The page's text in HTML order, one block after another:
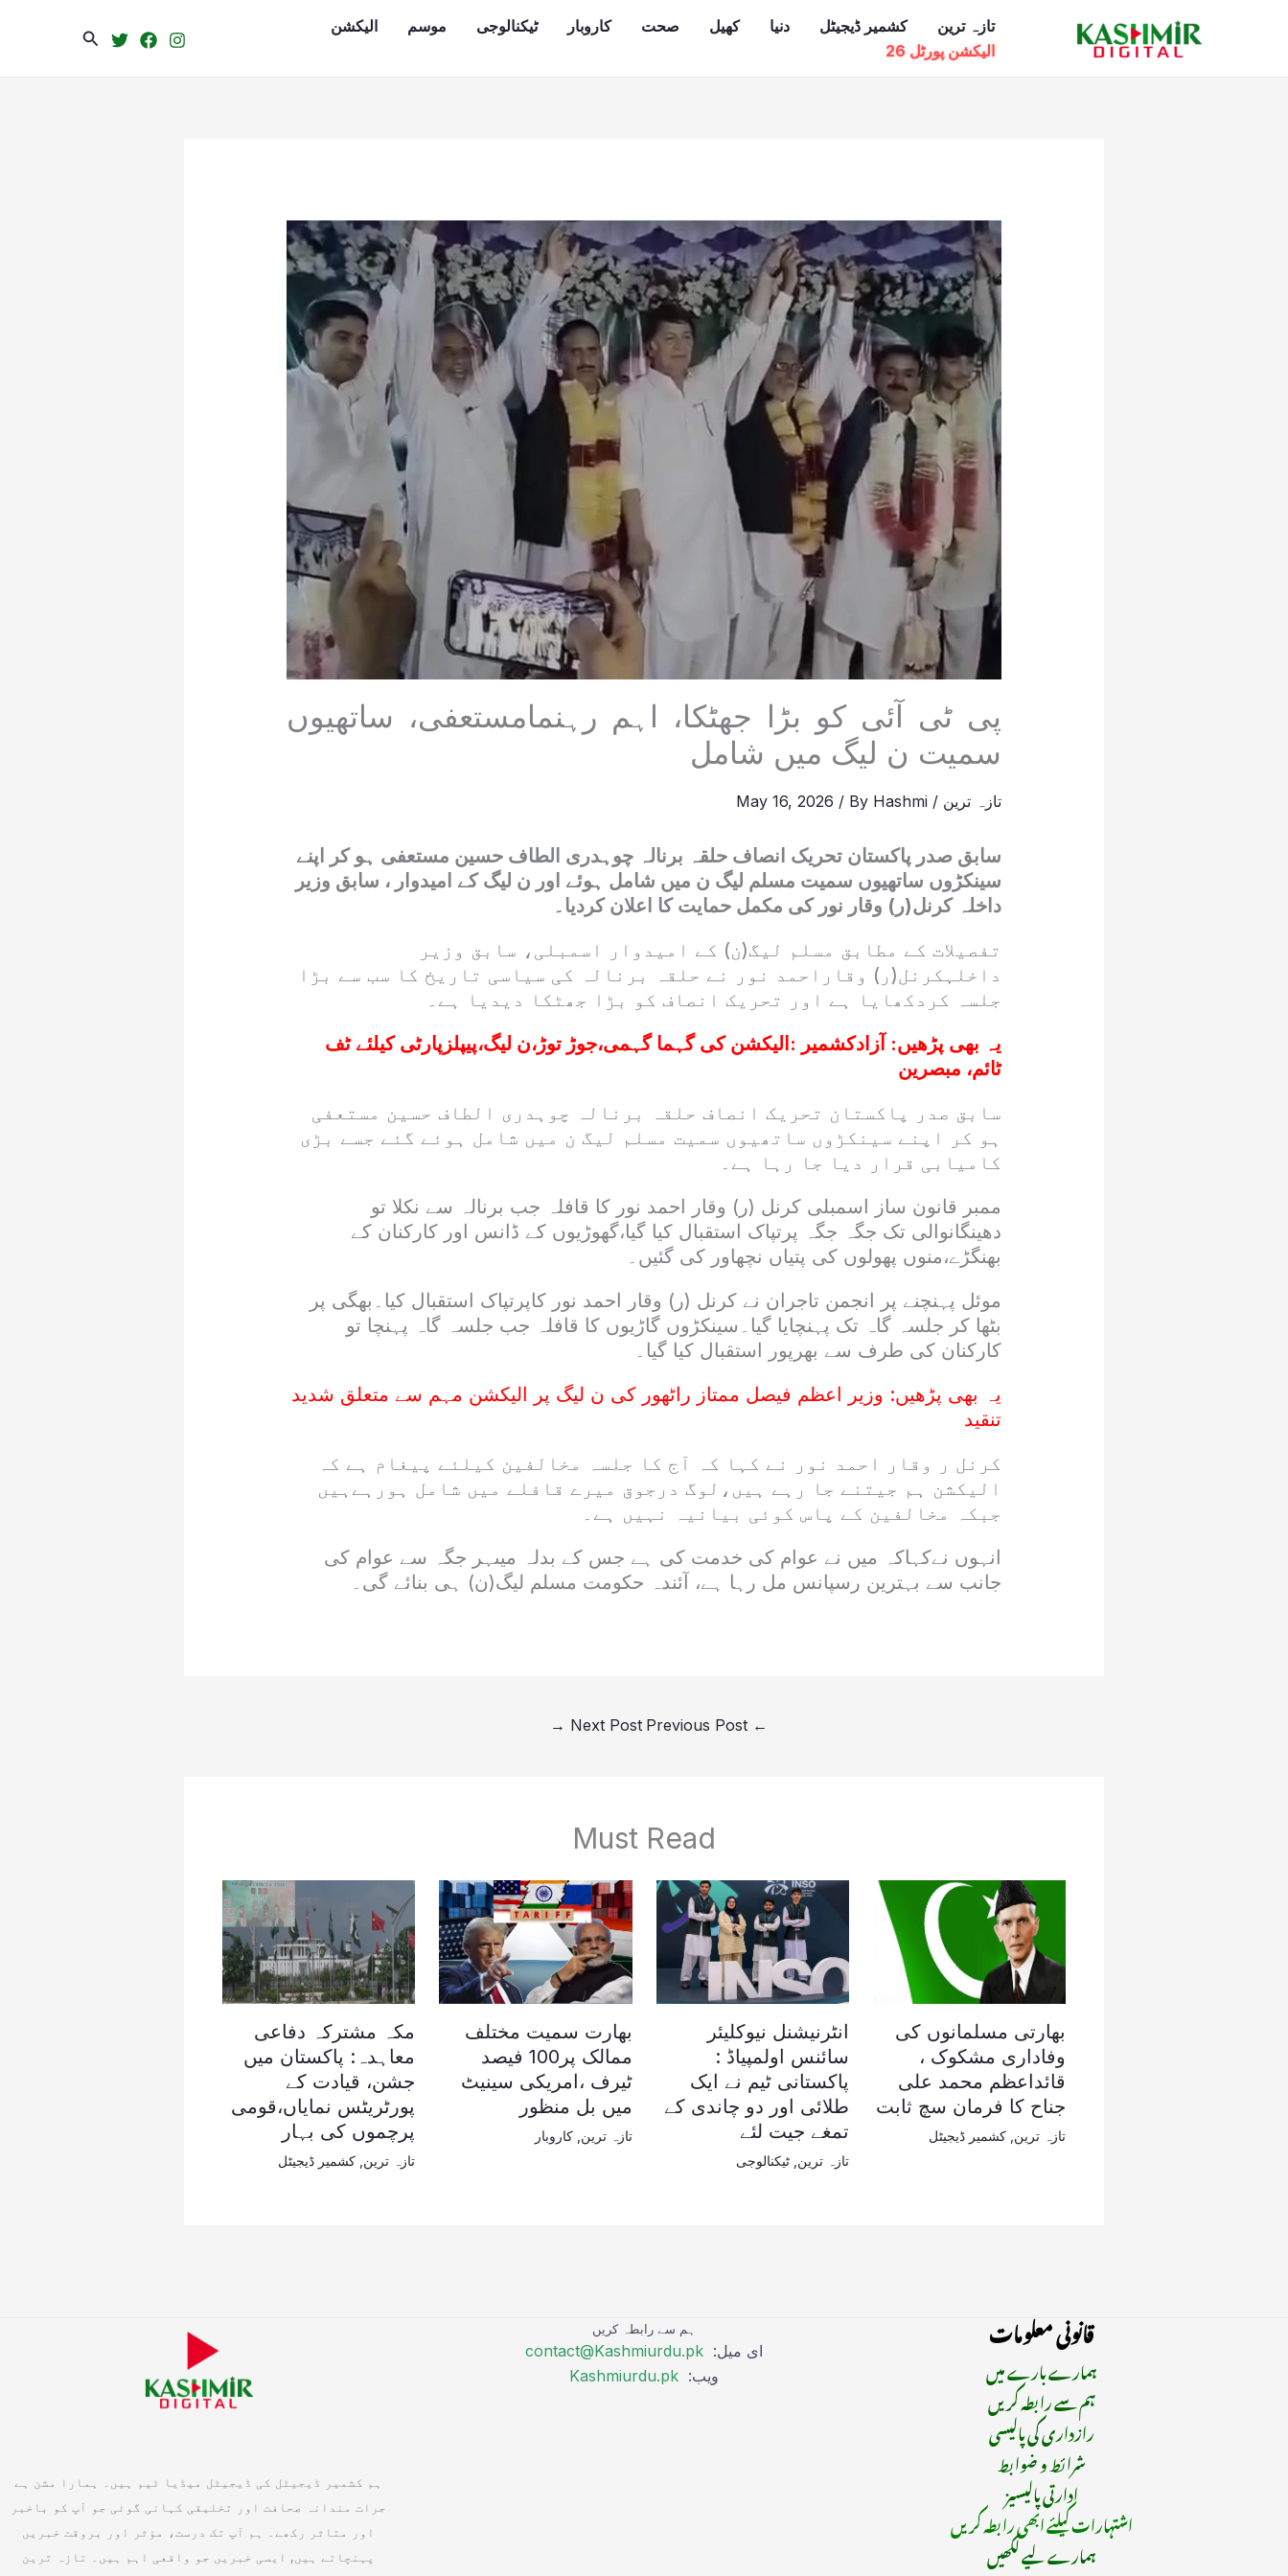
تازہ ترین کشمیر ڈیجیٹل دنیا کھیل صحت کاروبار ٹیکنالوجی موسم
الیکشن
الیکشن پورٹل 26
Search
پی ٹی آئی کو بڑا جھٹکا، اہم رہنمامستعفی، ساتھیوں
سمیت ن لیگ میں شامل
تازہ ترین /
May 16, 2026 / By Hashmi
سابق صدر پاکستان تحریک انصاف حلقہ برنالہ چوہدری الطاف حسین مستعفی ہو کر اپنے
سینکڑوں ساتھیوں سمیت مسلم لیگ ن میں شامل ہوئے اور ن لیگ کے امیدوار ، سابق وزیر
داخلہ کرنل(ر) وقار نور کی مکمل حمایت کا اعلان کردیا۔
تفصیلات کے مطابق مسلم لیگ(ن) کے امیدوار اسمبلی، سابق وزیر
داخلہکرنل(ر) وقاراحمد نور نے حلقہ برنالہ کی سیاسی تاریخ کا سب سے بڑا
جلسہ کردکھایا ہے اور تحریک انصاف کو بڑا جھٹکا دیدیا ہے۔
یہ بھی پڑھیں: آزادکشمیر :الیکشن کی گہما گہمی،جوڑ توڑ،ن لیگ،پیپلزپارٹی کیلئے ٹف
ٹائم، مبصرین
سابق صدر پاکستان تحریک انصاف حلقہ برنالہ چوہدری الطاف حسین مستعفی
ہو کر اپنے سینکڑوں ساتھیوں سمیت مسلم لیگ ن میں شامل ہوئے گئے جسے بڑی
کامیابی قرار دیا جا رہا ہے۔
ممبر قانون ساز اسمبلی کرنل (ر) وقار احمد نور کا قافلہ جب برنالہ سے نکلا تو
دھینگانوالی تک جگہ جگہ پرتپاک استقبال کیا گیا،گھوڑیوں کے ڈانس اور کارکنان کے
بھنگڑے،منوں پھولوں کی پتیاں نچھاور کی گئیں۔
موئل پہنچنے پر انجمن تاجران نے کرنل (ر) وقار احمد نور کاپرتپاک استقبال کیا۔بھگی پر
بٹھا کر جلسہ گاہ تک پہنچایا گیا۔سینکڑوں گاڑیوں کا قافلہ جب جلسہ گاہ پہنچا تو
کارکنان کی طرف سے بھرپور استقبال کیا گیا۔
یہ بھی پڑھیں: وزیر اعظم فیصل ممتاز راٹھور کی ن لیگ پر الیکشن مہم سے متعلق شدید
تنقید
کرنل ر وقار احمد نور نے کہا کہ آج کا جلسہ مخالفین کیلئے پیغام ہے کہ
الیکشن ہم جیتنے جا رہے ہیں،لوگ درجوق میرے قافلے میں شامل ہورہےہیں
جبکہ مخالفین کے پاس کوئی بیانیہ نہیں ہے۔
انہوں نےکہاکہ میں نے عوام کی خدمت کی ہے جس کے بدلہ میںہر جگہ سے عوام کی
جانب سے بہترین رسپانس مل رہا ہے، آئندہ حکومت مسلم لیگ(ن) ہی بنائے گی۔
←
Next Post
→
Must Read
بھارتی مسلمانوں کی
وفاداری مشکوک ،
قائداعظم محمد علی
جناح کا فرمان سچ ثابت
تازہ ترین کشمیر ڈیجیٹل
انٹرنیشنل نیوکلیئر
سائنس اولمپیاڈ :
پاکستانی ٹیم نے ایک
طلائی اور دو چاندی کے
تمغے جیت لئے
تازہ ترین ,ٹیکنالوجی
بھارت سمیت مختلف
ممالک پر100 فیصد
ٹیرف ،امریکی سینیٹ
میں بل منظور
تازہ ترین ,کاروبار
مکہ مشترکہ دفاعی
معاہدہ: پاکستان میں
جشن، قیادت کے
پورٹریٹس نمایاں،قومی
پرچموں کی بہار
تازہ ترین کشمیر ڈیجیٹل
قانونی معلومات
ہمارے بارے میں
ہم سے رابطہ کریں
رازداری کی پالیسی
شرائط و ضوابط
ادارتی پالیسیز
اشتہارات کیلئے ابھی رابطہ کریں
ہمارے لیے لکھیں
ہم سے رابطہ کریں
ای میل: contact@Kashmiurdu.pk
ویب: Kashmiurdu.pk
ہم کشمیر ڈیجیٹل کی ڈیجیٹل میڈیا ٹیم ہیں۔ ہمارا مشن ہے
جرات مندانہ صحافت اور تخلیقی کہانی گوئی جو آپ کو باخبر
اور متاثر رکھے۔ ہم آپ تک درست، مؤثر اور بروقت خبریں
پہنچاتے ہیں, ایسی خبریں جو واقعی اہم ہیں۔ تازہ ترین